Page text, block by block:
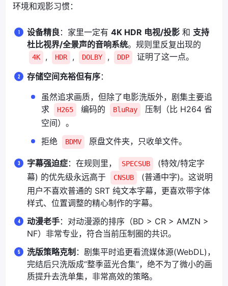
环境和观影习惯：
设备精良 ：家里一定有 4K HDR 电视/投影 和 支持
杜比视界/全景声的音响系统。规则里反复出现的
4K , HDR , DOLBY , DDP
证明了这一点。
存储空间充裕但有序：
虽然追求画质，但除了电影洗版外，剧集主要追
求
H265 编码的 BluRay
压制（比 H264 省
空间）。
拒绝
BDMV 原盘文件夹，只收单文件。
字幕强迫症：在规则里， SPECSUB
(特效/特定字
幕) 的优先级永远高于
CNSUB
(普通中字)。这说明
用户不喜欢普通的 SRT 纯文本字幕，更喜欢带字体
样式、位置调整的精心制作的字幕。
动漫老手：对动漫源的排序（BD > CR > AMZN >
NF）非常专业，符合当前压制圈的共识。
洗版策略克制 ：剧集平时追更看流媒体源(WebDL)，
完结后只洗版成“整季蓝光合集”，绝不为了微小的画
质提升去洗单集，非常高效的策略。